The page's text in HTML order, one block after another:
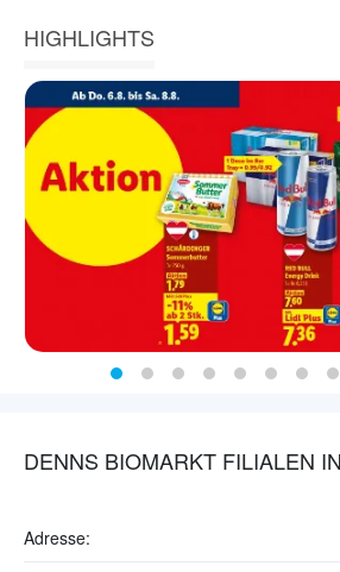
HIGHLIGHTS
DENNS BIOMARKT FILIALEN
Adresse: